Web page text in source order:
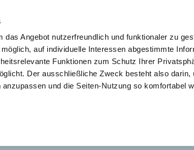
das Angebot nutzerfreundlich und funktionaler zu
auf individuelle Interessen abgestimmte
Funktionen zum Schutz Ihrer
Der ausschließliche Zweck besteht also darin,
und die Seiten-Nutzung so komfortabel